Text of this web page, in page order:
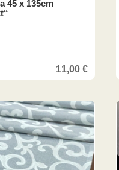
45 x 135cm
11,00€